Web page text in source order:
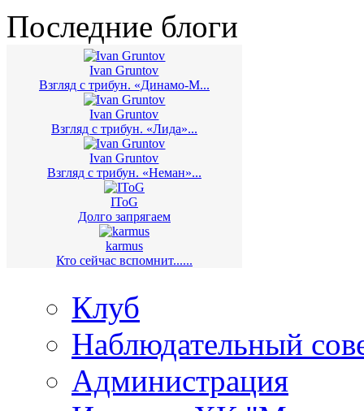
Последние блоги
Ivan Gruntov
Взгляд с трибун. «Динамо-М...
Ivan Gruntov
Взгляд с трибун. «Лида»...
Ivan Gruntov
Взгляд с трибун. «Неман»...
IToG
Долго запрягаем
karmus
Кто сейчас вспомнит......
Клуб
Наблюдательный
Администрация